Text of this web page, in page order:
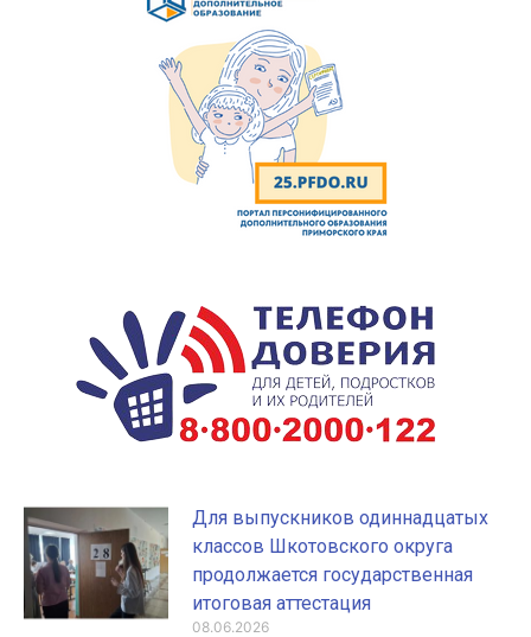
Для выпускников одиннадцатых
классов Шкотовского округа
продолжается государственная
итоговая аттестация
08.06.2026